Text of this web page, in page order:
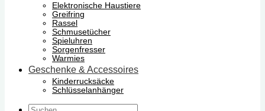
Elektronische Haustiere
Greifring
Rassel
Schmusetücher
Spieluhren
Sorgenfresser
Warmies
Geschenke & Accessoires
Kinderrucksäcke
Schlüsselanhänger
Suchen